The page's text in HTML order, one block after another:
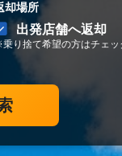
却場所
出発店舗へ返却
り捨て希望の方はチェッ